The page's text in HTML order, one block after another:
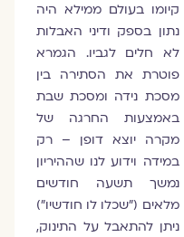
קיומו בעולם ממילא היה
נתון בספק ודיני האבלות
לא חלים לגביו. הגמרא
פוטרת את הסתירה בין
מסכת נידה ומסכת שבת
באמצעות החרגה של
מקרה יוצא דופן – רק
במידה וידוע לנו שההיריון
נמשך תשעה חודשים
מלאים ("שכלו לו חודשיו")
ניתן להתאבל על התינוק,